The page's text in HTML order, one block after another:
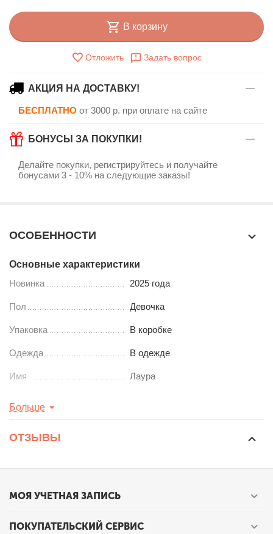
В корзину
Отложить Задать вопрос
АКЦИЯ НА ДОСТАВКУ!
БЕСПЛАТНО от 3000 р. при оплате на сайте
БОНУСЫ ЗА ПОКУПКИ!
Делайте покупки, регистрируйтесь и получайте
бонусами 3 - 10% на следующие заказы!
ОСОБЕННОСТИ
Основные характеристики
Новинка
2025 года
Пол Девочка
Упаковка В коробке
Одежда В одежде
Имя Лаура
Больше
ОТЗЫВЫ
МОЯ УЧЕТНАЯ ЗАПИСЬ
ПОКУПАТЕЛЬСКИЙ СЕРВИС